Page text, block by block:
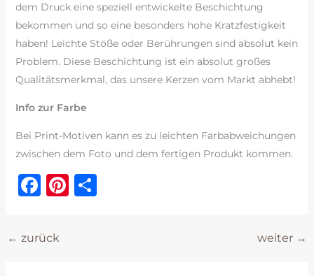
dem Druck eine speziell entwickelte Beschichtung
bekommen und so eine besonders hohe Kratzfestigkeit
haben! Leichte Stöße oder Berührungen sind absolut kein
Problem. Diese Beschichtung ist ein absolut großes
Qualitätsmerkmal, das unsere Kerzen vom Markt abhebt!
Info zur Farbe
Bei Print-Motiven kann es zu leichten Farbabweichungen
zwischen dem Foto und dem fertigen Produkt kommen.
F
c
Pi T
← zurück weiter →